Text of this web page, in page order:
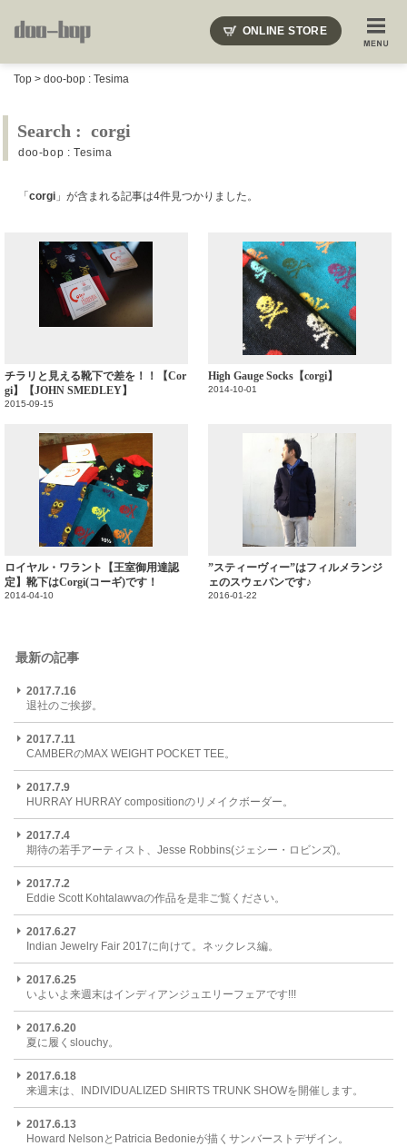
ONLINE STORE
Top > doo-bop : Tesima
Search : corgi
doo-bop : Tesima
「 corgi 」が含まれる記事は4件見つかりました。
チラリと見える靴下で差を！！【Cor
gi】【JOHN SMEDLEY】
2015-09-15
High Gauge Socks【corgi】
2014-10-01
ロイヤル・ワラント【王室御用達認
定】靴下はCorgi(コーギ)です！
2014-04-10
”スティーヴィー”はフィルメランジ
ェのスウェパンです♪
2016-01-22
最新の記事
2017.7.16
退社のご挨拶。
2017.7.11
CAMBERのMAX WEIGHT POCKET TEE。
2017.7.9
HURRAY HURRAY compositionのリメイクボーダー。
2017.7.4
期待の若手アーティスト、Jesse Robbins(ジェシー・ロビンズ)。
2017.7.2
Eddie Scott Kohtalawvaの作品を是非ご覧ください。
2017.6.27
Indian Jewelry Fair 2017に向けて。ネックレス編。
2017.6.25
いよいよ来週末はインディアンジュエリーフェアです!!!
2017.6.20
夏に履くslouchy。
2017.6.18
来週末は、INDIVIDUALIZED SHIRTS TRUNK SHOWを開催します。
2017.6.13
Howard NelsonとPatricia Bedonieが描くサンバーストデザイン。